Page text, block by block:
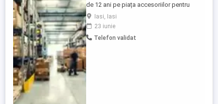
de 12 ani pe piața accesoriilor pentru
construcții, caută pentru punctul de lucru
din iași un RESPONSABIL DEPOZIT.
APLICA LA ACEST JOB DOAR DACA: - AI
EXPERIENTA SI AI MAI LUCRAT PE UN JOB
Iasi, Iasi
23 iunie
Telefon validat